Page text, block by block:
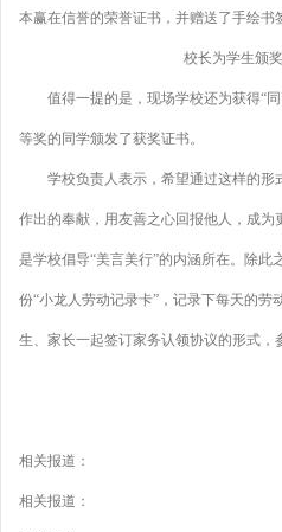
本赢在信誉的荣誉证书，并赠送了手绘书
校长为学生颁
值得一提的是，现场学校还为获得“
等奖的同学颁发了获奖证书。
学校负责人表示，希望通过这样的形
作出的奉献，用友善之心回报他人，成
是学校倡导“美言美行”的内涵所在。除
份“小龙人劳动记录卡”，记录下每天的
生、家长一起签订家务认领协议的形式，
相关报道：
相关报道：